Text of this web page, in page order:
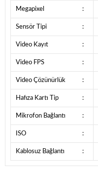
Megapixel :
Sensör Tipi :
Video Kayıt :
Video FPS :
Video Çözünürlük :
Hafıza Kartı Tip :
Mikrofon Bağlantı :
ISO :
Kablosuz Bağlantı :